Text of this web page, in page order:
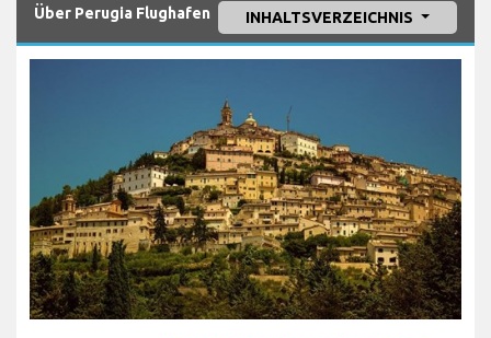
Über Perugia Flughafen INHALTSVERZEICHNIS